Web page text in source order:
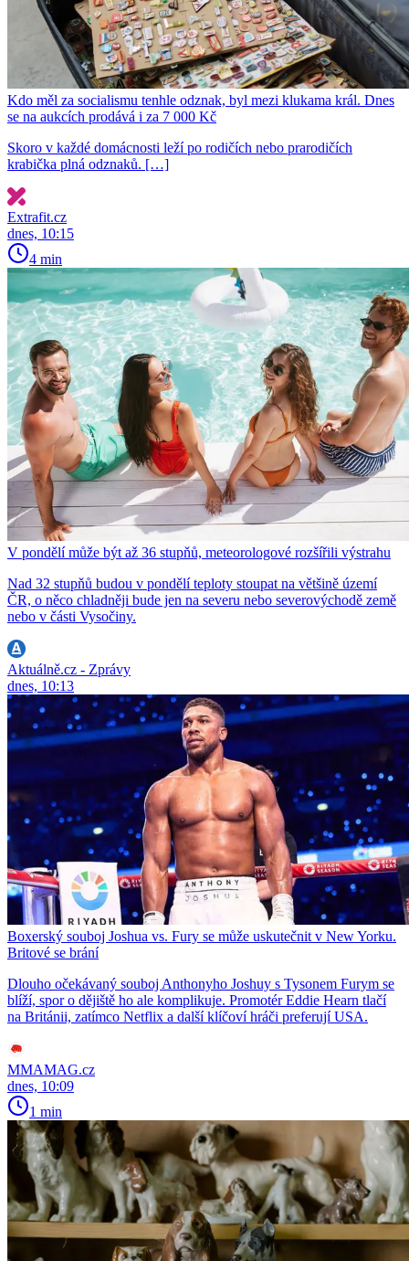
Kdo měl za socialismu tenhle odznak, byl mezi klukama král. Dnes
se na aukcích prodává i za 7 000 Kč
Skoro v každé domácnosti leží po rodičích nebo prarodičích
krabička plná odznaků. […]
Extrafit.cz
dnes, 10:15
4 min
V pondělí může být až 36 stupňů, meteorologové rozšířili výstrahu
Nad 32 stupňů budou v pondělí teploty stoupat na většině území
ČR, o něco chladněji bude jen na severu nebo severovýchodě země
nebo v části Vysočiny.
Aktuálně.cz - Zprávy
dnes, 10:13
Boxerský souboj Joshua vs. Fury se může uskutečnit v New Yorku.
Britové se brání
Dlouho očekávaný souboj Anthonyho Joshuy s Tysonem Furym se
blíží, spor o dějiště ho ale komplikuje. Promotér Eddie Hearn tlačí
na Británii, zatímco Netflix a další klíčoví hráči preferují USA.
MMAMAG.cz
dnes, 10:09
1 min